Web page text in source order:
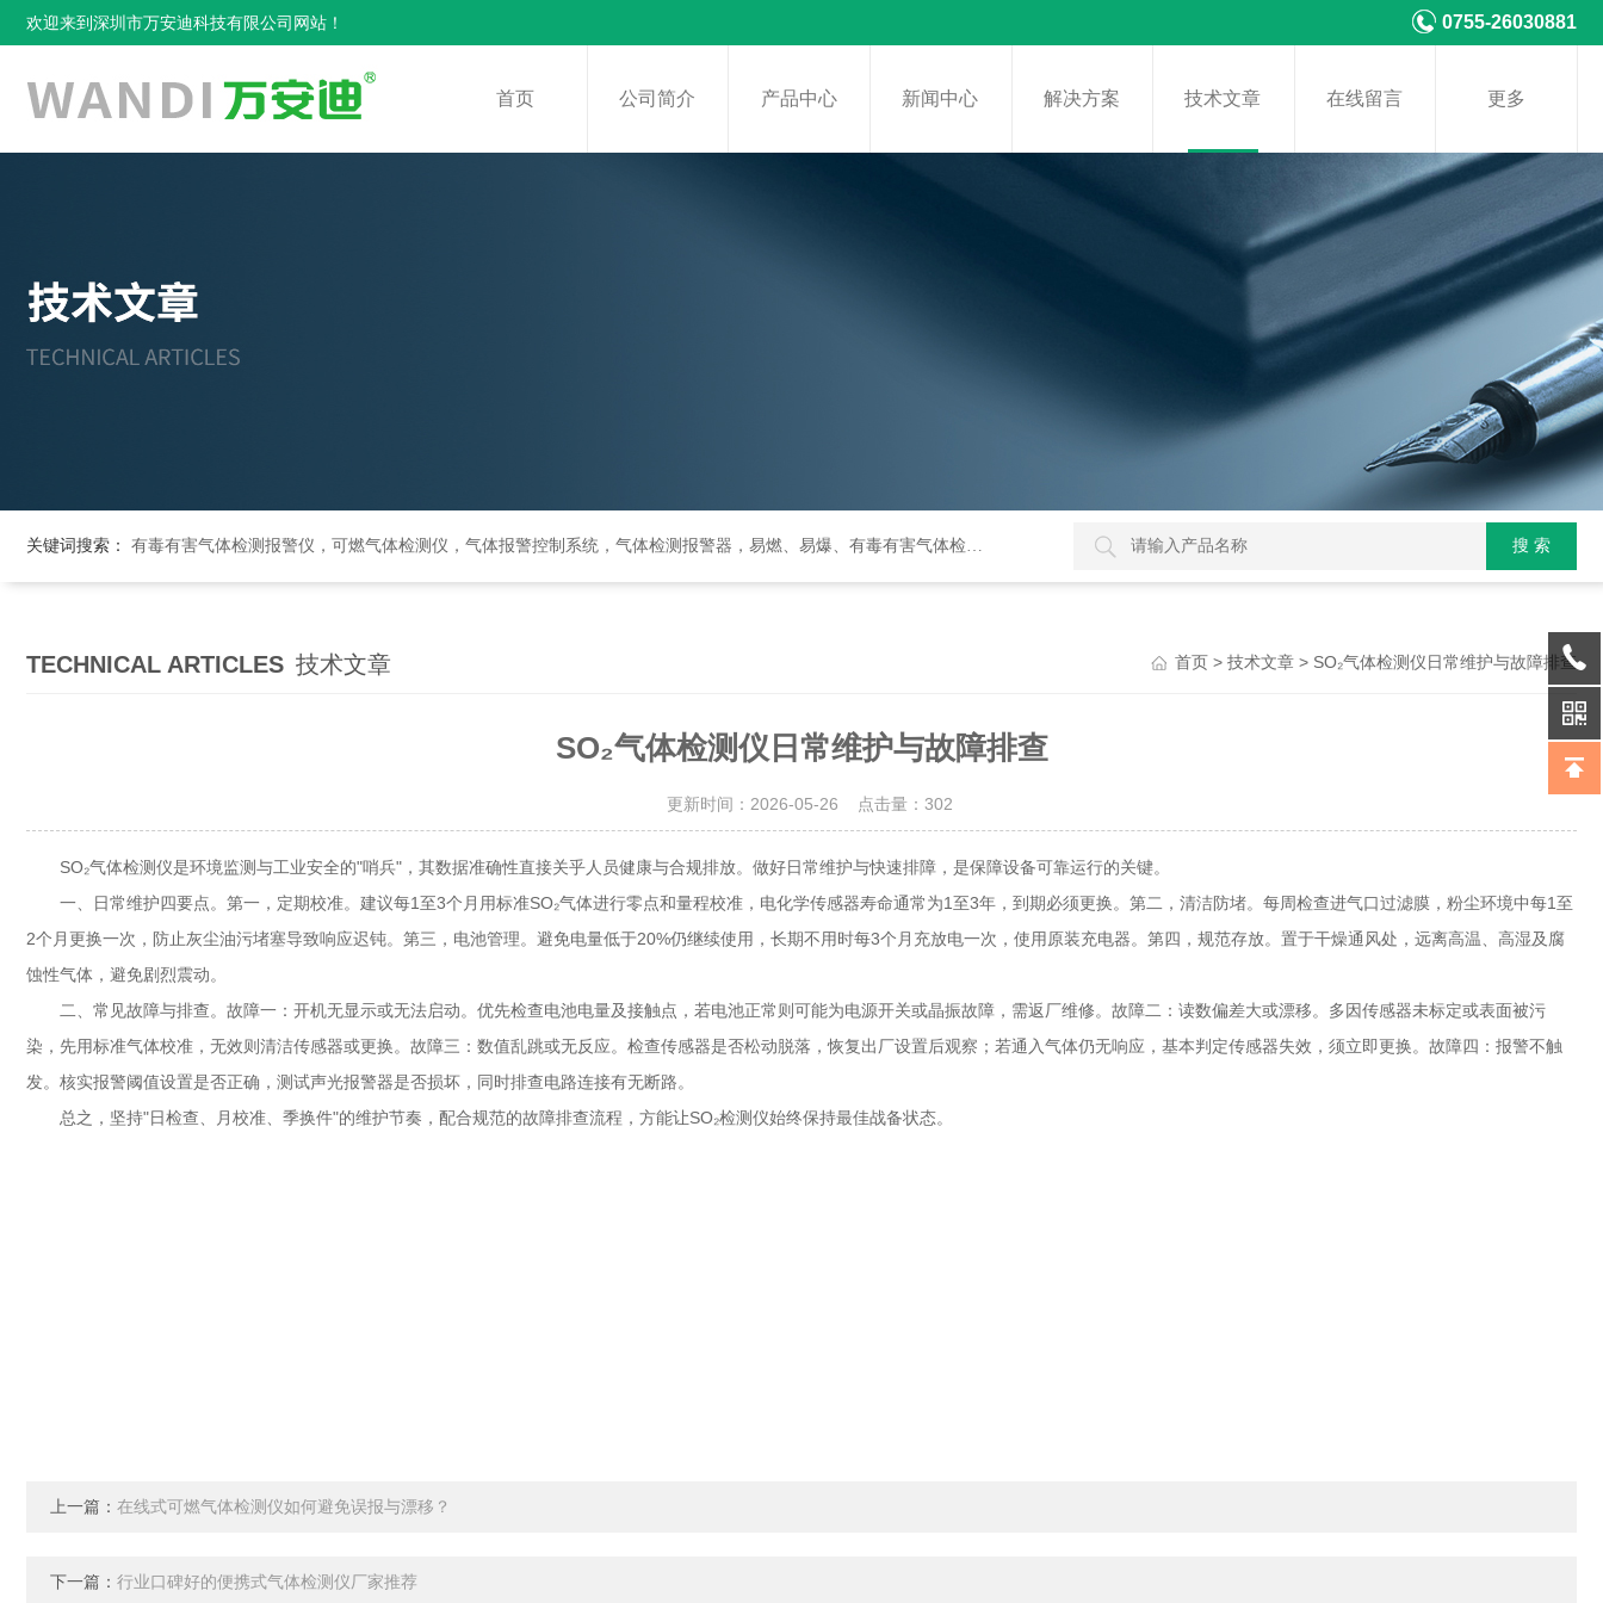
欢迎来到深圳市万安迪科技有限公司网站！ 0755-26030881
首页 公司简介 产品中心 新闻中心 解决方案 技术文章 在线留言 更多
关键词搜索： 有毒有害气体检测报警仪，可燃气体检测仪，气体报警控制系统，气体检测报警器，易燃、易爆、有毒有害气体检测报警设备、环境监测分析仪器
TECHNICAL ARTICLES 技术文章 首页 > 技术文章 > SO₂气体检测仪日常维护与故障排查
SO₂气体检测仪日常维护与故障排查
更新时间：2026-05-26 点击量： 302
SO₂气体检测仪是环境监测与工业安全的"哨兵"，其数据准确性直接关乎人员健康与合规排放。做好日常维护与快速排障，是保障设备可靠运行的关键。
一、日常维护四要点。第一，定期校准。建议每1至3个月用标准SO₂气体进行零点和量程校准，电化学传感器寿命通常为1至3年，到期必须更换。第二，清洁防堵。每周检查进气口过滤膜，粉尘环境中每1至
2个月更换一次，防止灰尘油污堵塞导致响应迟钝。第三，电池管理。避免电量低于20%仍继续使用，长期不用时每3个月充放电一次，使用原装充电器。第四，规范存放。置于干燥通风处，远离高温、高湿及腐
蚀性气体，避免剧烈震动。
二、常见故障与排查。故障一：开机无显示或无法启动。优先检查电池电量及接触点，若电池正常则可能为电源开关或晶振故障，需返厂维修。故障二：读数偏差大或漂移。多因传感器未标定或表面被污
染，先用标准气体校准，无效则清洁传感器或更换。故障三：数值乱跳或无反应。检查传感器是否松动脱落，恢复出厂设置后观察；若通入气体仍无响应，基本判定传感器失效，须立即更换。故障四：报警不触
发。核实报警阈值设置是否正确，测试声光报警器是否损坏，同时排查电路连接有无断路。
总之，坚持"日检查、月校准、季换件"的维护节奏，配合规范的故障排查流程，方能让SO₂检测仪始终保持最佳战备状态。
上一篇： 在线式可燃气体检测仪如何避免误报与漂移？
下一篇： 行业口碑好的便携式气体检测仪厂家推荐